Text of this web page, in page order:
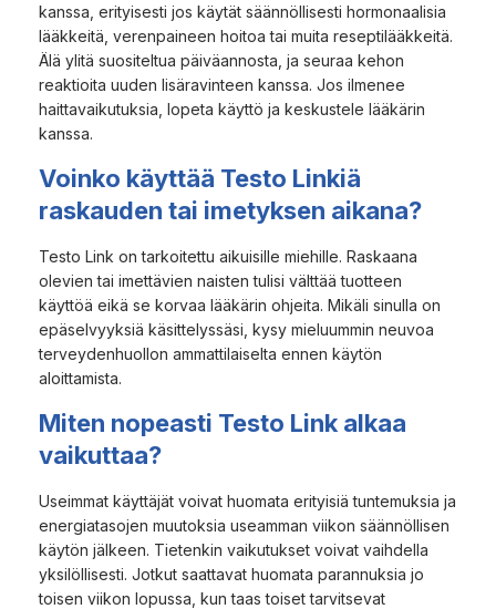
kanssa, erityisesti jos käytät säännöllisesti hormonaalisia
lääkkeitä, verenpaineen hoitoa tai muita reseptilääkkeitä.
Älä ylitä suositeltua päiväannosta, ja seuraa kehon
reaktioita uuden lisäravinteen kanssa. Jos ilmenee
haittavaikutuksia, lopeta käyttö ja keskustele lääkärin
kanssa.
Voinko käyttää Testo Linkiä
raskauden tai imetyksen aikana?
Testo Link on tarkoitettu aikuisille miehille. Raskaana
olevien tai imettävien naisten tulisi välttää tuotteen
käyttöä eikä se korvaa lääkärin ohjeita. Mikäli sinulla on
epäselvyyksiä käsittelyssäsi, kysy mieluummin neuvoa
terveydenhuollon ammattilaiselta ennen käytön
aloittamista.
Miten nopeasti Testo Link alkaa
vaikuttaa?
Useimmat käyttäjät voivat huomata erityisiä tuntemuksia ja
energiatasojen muutoksia useamman viikon säännöllisen
käytön jälkeen. Tietenkin vaikutukset voivat vaihdella
yksilöllisesti. Jotkut saattavat huomata parannuksia jo
toisen viikon lopussa, kun taas toiset tarvitsevat